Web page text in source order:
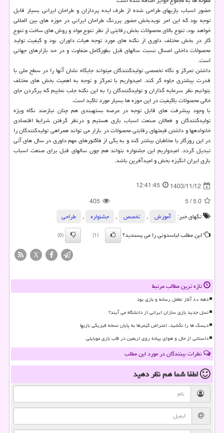
حضور اسباب بازیهای طراحی شده از طرف ایده پردازان و طراحان ایرانی بسیار قابل
توجه بود که این امر نویدبخش حضور پررنگ طراحان ایرانی در حوزه های بین المللی
خواهد بود، تنوع بالای محصولات بخش رقابتی از نظر تنوع مواد و روش های ساخت و تنوع
کار در بخش مختلف داوری از نکته های مورد توجه هیات داوران بود و کیفیت تولید
محصولات داخلی امسال نسبت سالهای قبل بطورکامل متفاوت و در حد بازارهای جهانی
است.
داشتن تمرکز و نگاه تخصصی تولیدکنندگان میتواند جایگاه نشان آنها را در سطح ملی با
قدرت بیشتری جلوه گر کند. امیدواریم با تمرکز و توجه به اهمیت بخش های مختلف
بتوانیم نظر سرمایه گذاران و تولیدکنندگان را به این نکته جلب نماییم که پرکردن جای
خالی محصولات باکیفیت در این حوزه ها بسیار مورد تاکید است.
با وجود پیشرفت های قابل توجه در عرصه بستهبندی هم چنان نیازمند نگاه ویژه
تولیدکنندگان و فعالان صنعت اسباب بازی هستیم و درنظر گرفتن شرایط اقتصادی
خانوادهها و داشتن قیمتهای رقابتی محصولات در بازار می تواند همراهی تولیدکنندگان را
در این روزگار با مخاطبان بیشتر کند و به یکی از فاکتورهای مهم داوری در سال های آتی
تبدیل گردد. امیدواریم این جشنواره بتواند هم چون سالهای قبل برای صنعت اسباب
بازی ایران انگیزه بخش و امیدآفرین باشد.
1403/11/12
12:41:45
5.0
/
5
405
تگهای خبر:
آموزش , تخصص , جشنواره ,
طراحی
این مطلب لباسدونی را می پسندید؟
(1)
(0)
X
تازه ترین مطالب مرتبط
دهه ۸۰ آغاز تعامل رسانه و بازی بود
نسل جدید بازی سازان ایرانی از دانشگاه می آیند؟
دیسک ها را نکشید، اعتراض گیمرها به پایان نسخه فیزیکی بازیها
داستانی از حال و هوای پیاده روی اربعین در قاب بازی موبایلی
نظرات بینندگان در مورد این مطلب
لطفا شما همنظر دهید